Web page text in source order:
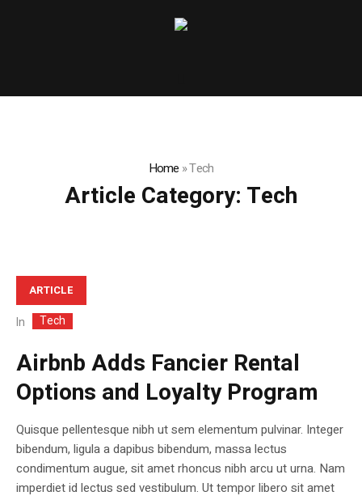
Home »Tech
Article Category: Tech
ARTICLE
In Tech
Airbnb Adds Fancier Rental
Options and Loyalty Program
Quisque pellentesque nibh ut sem elementum pulvinar. Integer
bibendum, ligula a dapibus bibendum, massa lectus
condimentum augue, sit amet rhoncus nibh arcu ut urna. Nam
imperdiet id lectus sed vestibulum. Ut tempor libero sit amet